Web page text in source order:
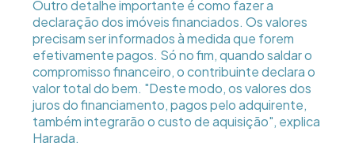
Outro detalhe importante é como fazer a
declaração dos imóveis financiados. Os valores
precisam ser informados à medida que forem
efetivamente pagos. Só no fim, quando saldar o
compromisso financeiro, o contribuinte declara o
valor total do bem. "Deste modo, os valores dos
juros do financiamento, pagos pelo adquirente,
também integrarão o custo de aquisição", explica
Harada.